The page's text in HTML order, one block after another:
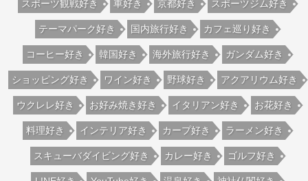
スポーツ観戦好き 車好き 京都好き スポーツジム好き
テーマパーク好き 国内旅行好き カフェ巡り好き
コーヒー好き 韓国好き 海外旅行好き ガンダム好き
ショッピング好き ワイン好き 野球好き アクアリウム好き
ウクレレ好き お好み焼き好き イタリアン好き お花好き
料理好き インテリア好き カープ好き ラーメン好き
スキューバダイビング好き カレー好き ゴルフ好き